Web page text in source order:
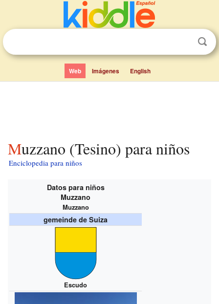
Web Imágenes English
Muzzano (Tesino) para niños
Enciclopedia para niños
Datos para niños
Muzzano
Muzzano
gemeinde de Suiza
Escudo